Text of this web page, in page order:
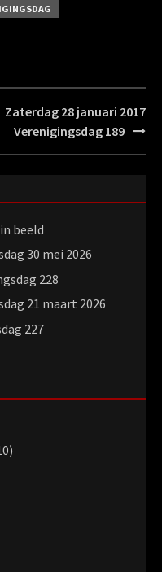
Zaterdag 28 januari 2017
Verenigingsdag 189
beeld
30 mei 2026
228
21 maart 2026
227